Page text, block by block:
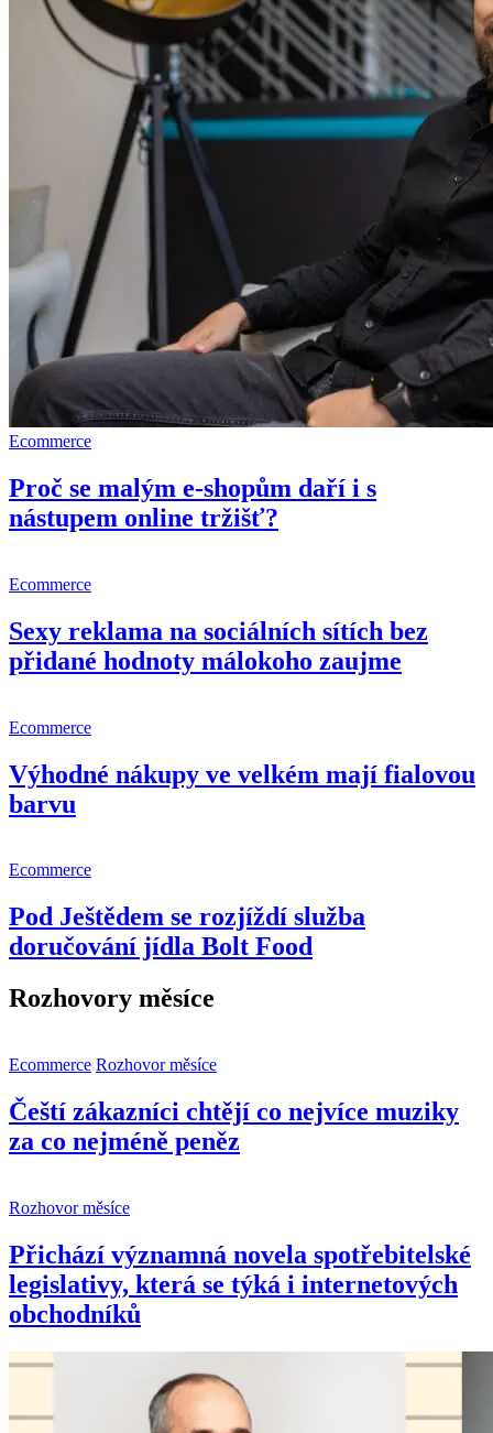
Ecommerce
Proč se malým e-shopům daří i s
nástupem online tržišť?
Ecommerce
Sexy reklama na sociálních sítích bez
přidané hodnoty málokoho zaujme
Ecommerce
Výhodné nákupy ve velkém mají fialovou
barvu
Ecommerce
Pod Ještědem se rozjíždí služba
doručování jídla Bolt Food
Rozhovory měsíce
Ecommerce Rozhovor měsíce
Čeští zákazníci chtějí co nejvíce muziky
za co nejméně peněz
Rozhovor měsíce
Přichází významná novela spotřebitelské
legislativy, která se týká i internetových
obchodníků